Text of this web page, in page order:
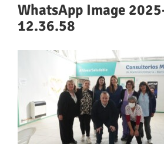
WhatsApp Image
12.36.58